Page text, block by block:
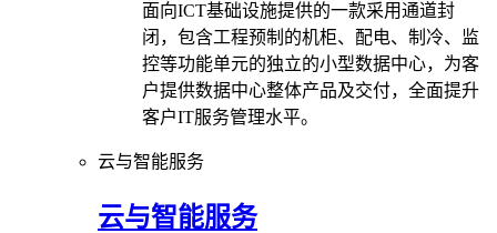
面向ICT基础设施提供的一款采用通道封
闭，包含工程预制的机柜、配电、制冷、监
控等功能单元的独立的小型数据中心，为客
户提供数据中心整体产品及交付，全面提升
客户IT服务管理水平。
云与智能服务
云与智能服务